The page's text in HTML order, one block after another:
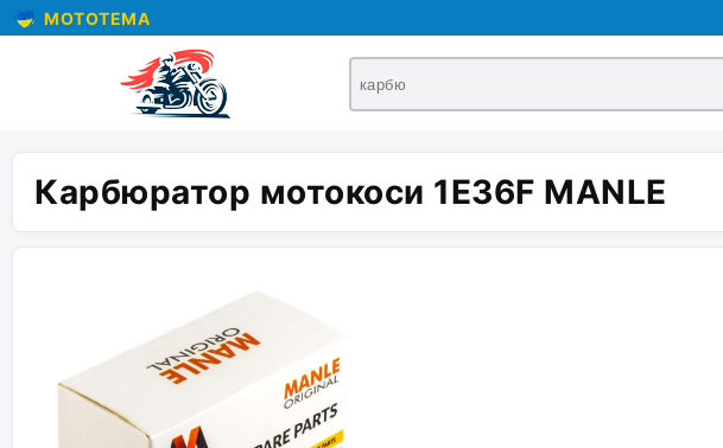
MOTOTEMA
Карбюратор мотокоси 1E36F MANLE